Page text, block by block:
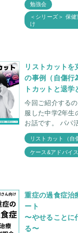
の前でお話しさ
勉強会
＜シリーズ＞ 保
け
リストカットを
の事例（自傷行
トカットと退学
今回ご紹介する
服した中学2年生
お話です。 パパ活が学校側にバレたこ
とで退学処分 リ
ず、深夜徘徊、
リストカット（自
ケース&アドバイス
重症の過食症
ート
〜やせることに
る〜